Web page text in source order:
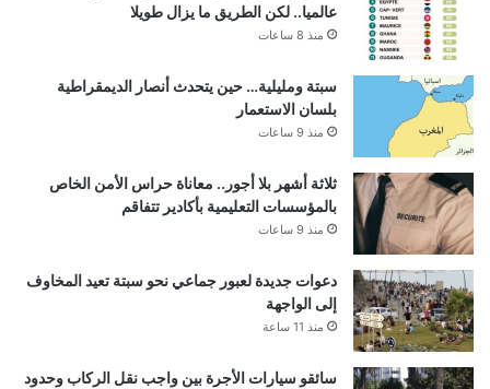
عالميا.. لكن الطريق ما يزال طويلا
منذ 8 ساعات
سبتة ومليلية… حين يتحدث أنصار الديمقراطية
بلسان الاستعمار
منذ 9 ساعات
ثلاثة أشهر بلا أجور.. معاناة حراس الأمن الخاص
بالمؤسسات التعليمية بأكادير تتفاقم
منذ 9 ساعات
دعوات جديدة لعبور جماعي نحو سبتة تعيد المخاوف
إلى الواجهة
منذ 11 ساعة
سائقو سيارات الأجرة بين واجب نقل الركاب وحدود